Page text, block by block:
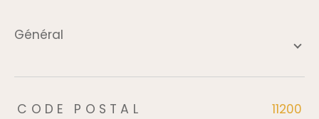
général
TRAD_ZEPHYR_Caracteristique TRAD_ZEPHYR_Valeurs
CODE POSTAL 11200